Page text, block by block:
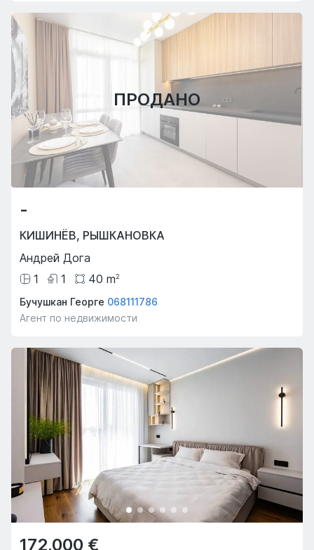
ПРОДАНО
-
КИШИНЁВ, РЫШКАНОВКА
Андрей Дога
1
1 40 m2
Бучушкан Георге 068111786
Агент по недвижимости
172,000 €